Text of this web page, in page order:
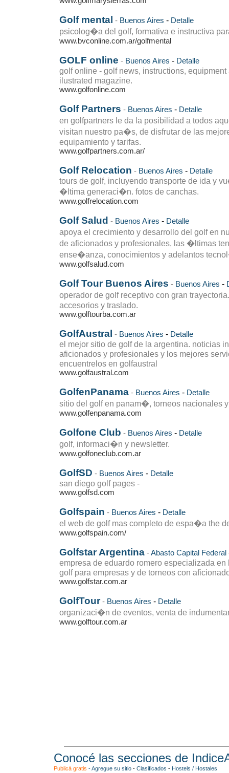
Golf mental - Buenos Aires - Detalle
psicolog�a del golf, formativa e instructiva
www.bvconline.com.ar/golfmental
GOLF online - Buenos Aires - Detalle
golf online - golf news, instructions,
ilustrated magazine.
www.golfonline.com
Golf Partners - Buenos Aires - Detalle
en golfpartners le da la posibilidad a todos
visitan nuestro pa�s, de disfrutar de las
equipamiento y tarifas.
www.golfpartners.com.ar/
Golf Relocation - Buenos Aires - Detalle
tours de golf, incluyendo transporte de ida y
�ltima generaci�n. fotos de canchas.
www.golfrelocation.com
Golf Salud - Buenos Aires - Detalle
apoya el crecimiento y desarrollo del golf en
de aficionados y profesionales, las �ltimas
ense�anza, conocimientos y adelantos
www.golfsalud.com
Golf Tour Buenos Aires - Buenos Aires -
operador de golf receptivo con gran
accesorios y traslado.
www.golftourba.com.ar
GolfAustral - Buenos Aires - Detalle
el mejor sitio de golf de la argentina. noticias
aficionados y profesionales y los mejores
encuentrelos en golfaustral
www.golfaustral.com
GolfenPanama - Buenos Aires - Detalle
sitio del golf en panam�, torneos nacionales
www.golfenpanama.com
Golfone Club - Buenos Aires - Detalle
golf, informaci�n y newsletter.
www.golfoneclub.com.ar
GolfSD - Buenos Aires - Detalle
san diego golf pages -
www.golfsd.com
Golfspain - Buenos Aires - Detalle
el web de golf mas completo de espa�a the
www.golfspain.com/
Golfstar Argentina -Abasto Capital Federal
empresa de eduardo romero especializada
golf para empresas y de torneos con
www.golfstar.com.ar
GolfTour - Buenos Aires - Detalle
organizaci�n de eventos, venta de
www.golftour.com.ar
Conocé las secciones de
Publicá gratis -Agregue su sitio - Clasificados - Hostels / Hostales